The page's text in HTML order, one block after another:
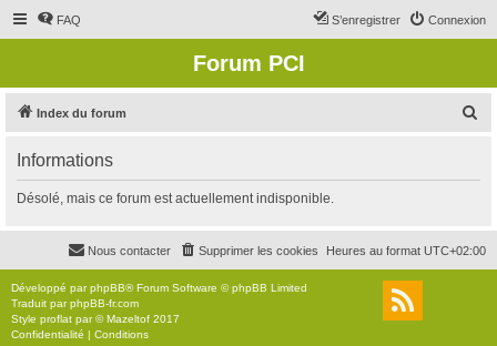
FAQ Connexion
S’enregistrer
Forum PCI
Index du forum
r
c
Informations
Désolé, mais ce forum est actuellement indisponible.
Heures au format UTC+02:00
Supprimer les cookies
Nous contacter
Développé parphpBB® Forum Software © phpBB Limited
Traduit parphpBB-fr.com
Style proflat par ©Mazeltof 2017
Confidentialité | Conditions